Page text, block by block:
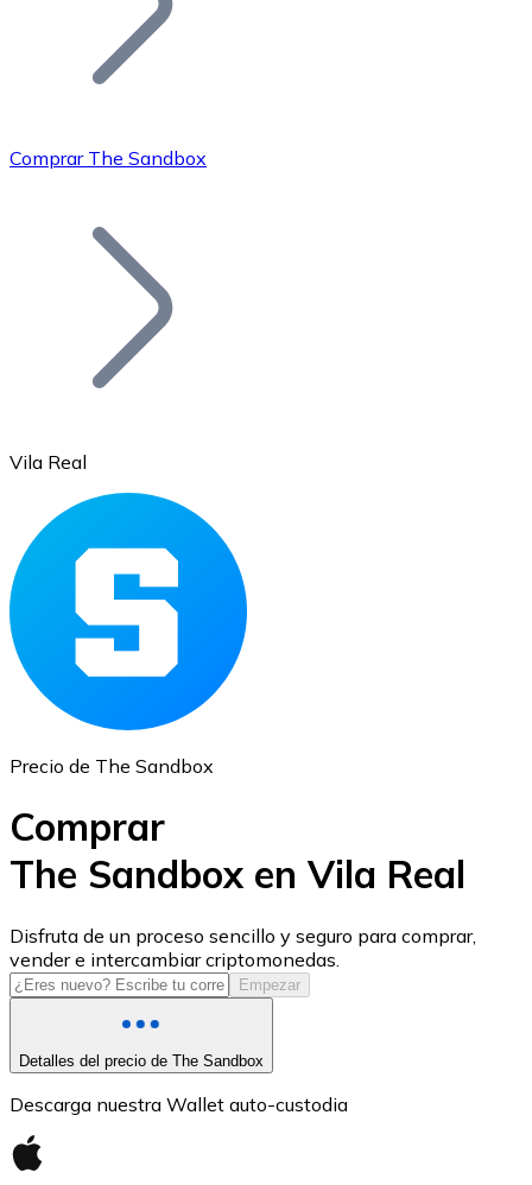
Bitcoin
Ethereum
ETH
USD Coin
USDC
Comprar The Sandbox
Vila Real
Precio de The Sandbox
Comprar
The Sandbox en Vila Real
Disfruta de un proceso sencillo y seguro para comprar,
vender e intercambiar criptomonedas.
Empezar
Detalles del precio de The Sandbox
Descarga nuestra Wallet auto-custodia